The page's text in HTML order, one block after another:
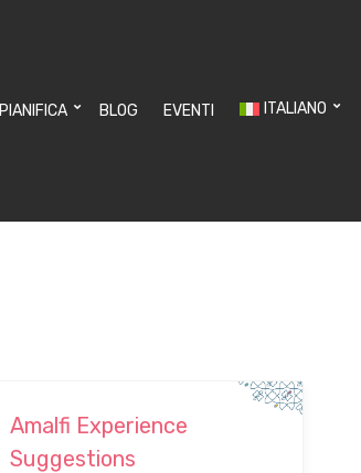
PIANIFICA BLOG EVENTI ITALIANO
Amalfi Experience
Suggestions